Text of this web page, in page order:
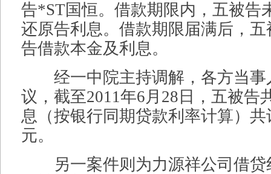
告*ST国恒。借款期限内，五被告
还原告利息。借款期限届满后，
告借款本金及利息。
经一中院主持调解，各方当事
议，截至2011年6月28日，五被告
息（按银行同期贷款利率计算）共
元。
另一案件则为力源祥公司借贷